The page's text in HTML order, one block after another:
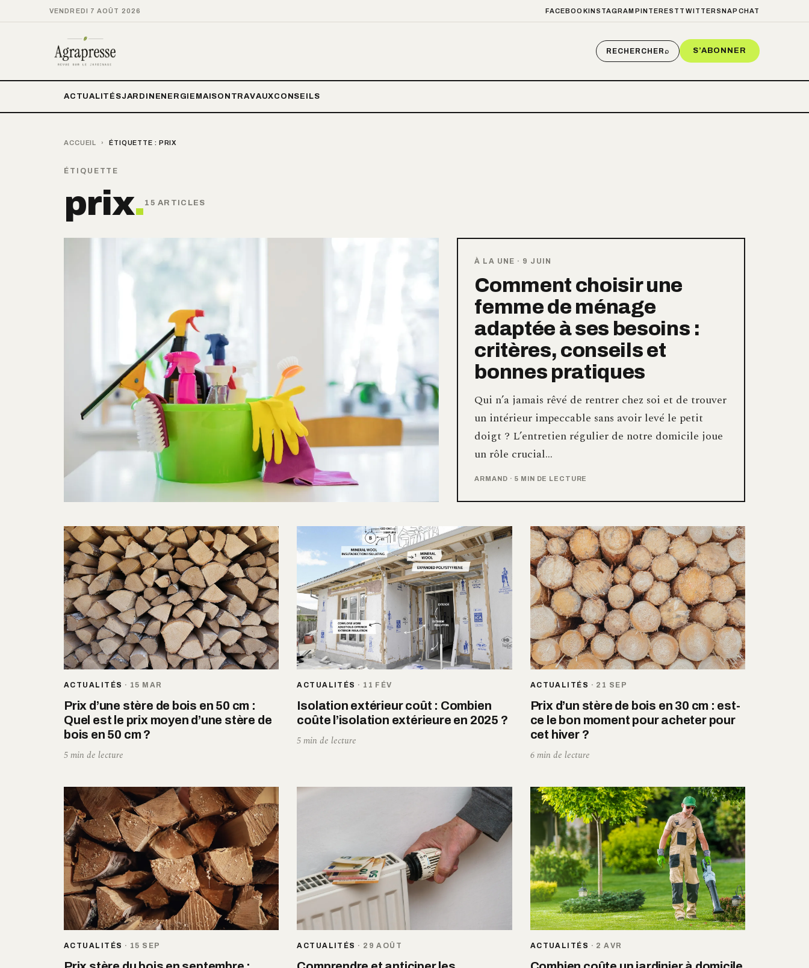
VENDREDI 7 AOÛT 2026 FACEBOOKINSTAGRAM PINTEREST TWITTER SNAPCHAT
RECHERCHER⌕ S’ABONNER
ACTUALITÉSJARDIN ENERGIE MAISON TRAVAUXCONSEILS
ACCUEIL › ÉTIQUETTE : PRIX
ÉTIQUETTE
prix. 15 ARTICLES
À LA UNE · 9 JUIN
Comment choisir une
femme de ménage
adaptée à ses besoins :
critères, conseils et
bonnes pratiques
Qui n’a jamais rêvé de rentrer chez soi et de trouver
un intérieur impeccable sans avoir levé le petit
doigt ? L’entretien régulier de notre domicile joue
un rôle crucial…
ARMAND · 5 MIN DE LECTURE
ACTUALITÉS · 15 MAR
Prix d’une stère de bois en 50 cm :
Quel est le prix moyen d’une stère de
bois en 50 cm ?
5 min de lecture
ACTUALITÉS · 11 FÉV
Isolation extérieur coût : Combien
coûte l’isolation extérieure en 2025 ?
5 min de lecture
ACTUALITÉS · 21 SEP
Prix d’un stère de bois en 30 cm : est-
ce le bon moment pour acheter pour
cet hiver ?
6 min de lecture
ACTUALITÉS · 15 SEP ACTUALITÉS · 29 AOÛT ACTUALITÉS · 2 AVR